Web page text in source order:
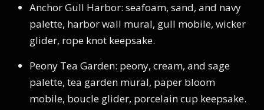
Anchor Gull Harbor: seafoam, sand, and navy
palette, harbor wall mural, gull mobile, wicker
glider, rope knot keepsake.
Peony Tea Garden: peony, cream, and sage
palette, tea garden mural, paper bloom
mobile, boucle glider, porcelain cup keepsake.